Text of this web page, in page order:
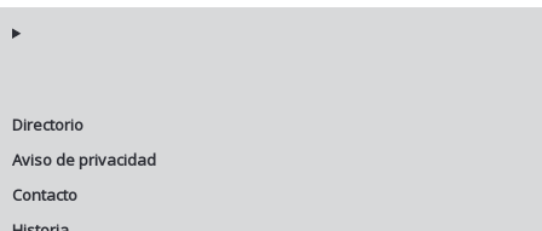
Directorio
Aviso de privacidad
Contacto